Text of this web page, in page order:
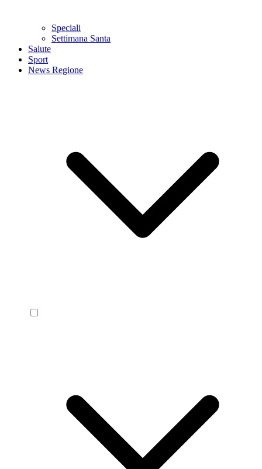
Speciali
Settimana Santa
Salute
Sport
News Regione